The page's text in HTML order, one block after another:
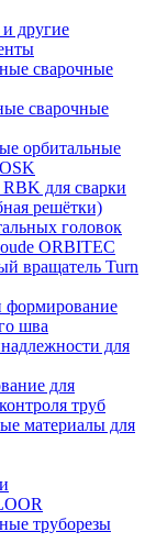
другие
сварочные
сварочные
орбитальные
для сварки
решётки)
головок
ORBITEC
вращатель Turn
формирование
шва
для
для
труб
материалы для
труборезы